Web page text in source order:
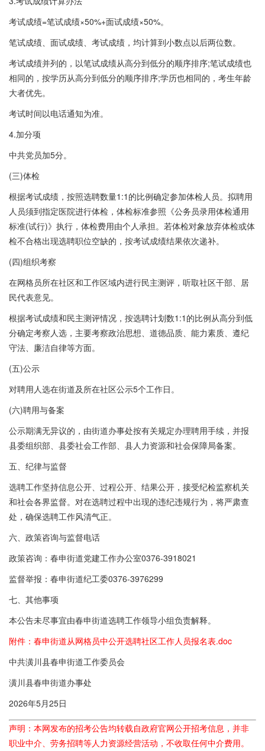
考试成绩=笔试成绩×50%+面试成绩×50%。
笔试成绩、面试成绩、考试成绩，均计算到小数点以后两位数。
考试成绩并列的，以笔试成绩从高分到低分的顺序排序;笔试成绩也
相同的，按学历从高分到低分的顺序排序;学历也相同的，考生年龄
大者优先。
考试时间以电话通知为准。
4.加分项
中共党员加5分。
(三)体检
根据考试成绩，按照选聘数量1:1的比例确定参加体检人员。拟聘用
人员须到指定医院进行体检，体检标准参照《公务员录用体检通用
标准(试行)》执行，体检费用由个人承担。若体检对象放弃体检或体
检不合格出现选聘职位空缺的，按考试成绩结果依次递补。
(四)组织考察
在网格员所在社区和工作区域内进行民主测评，听取社区干部、居
民代表意见。
根据考试成绩和民主测评情况，按选聘计划数1:1的比例从高分到低
分确定考察人选，主要考察政治思想、道德品质、能力素质、遵纪
守法、廉洁自律等方面。
(五)公示
对聘用人选在街道及所在社区公示5个工作日。
(六)聘用与备案
公示期满无异议的，由街道办事处按有关规定办理聘用手续，并报
县委组织部、县委社会工作部、县人力资源和社会保障局备案。
五、纪律与监督
选聘工作坚持信息公开、过程公开、结果公开，接受纪检监察机关
和社会各界监督。对在选聘过程中出现的违纪违规行为，将严肃查
处，确保选聘工作风清气正。
六、政策咨询与监督电话
政策咨询：春申街道党建工作办公室0376-3918021
监督举报：春申街道纪工委0376-3976299
七、其他事项
本公告未尽事宜由春申街道选聘工作领导小组负责解释。
附件：春申街道从网格员中公开选聘社区工作人员报名表.doc
中共潢川县春申街道工作委员会
潢川县春申街道办事处
2026年5月25日
声明：本网发布的招考公告均转载自政府官网公开招考信息，并非
职业中介、劳务招聘等人力资源经营活动，不收取任何中介费用。